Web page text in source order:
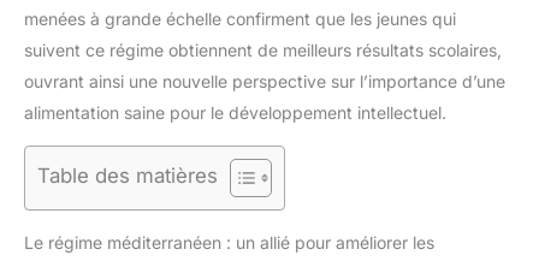
menées à grande échelle confirment que les jeunes qui
suivent ce régime obtiennent de meilleurs résultats scolaires,
ouvrant ainsi une nouvelle perspective sur l’importance d’une
alimentation saine pour le développement intellectuel.
Table des matières
Le régime méditerranéen : un allié pour améliorer les